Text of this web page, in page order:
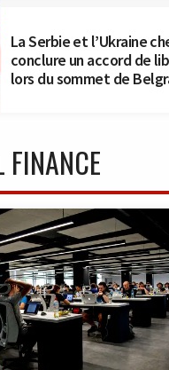
La Serbie et l’Ukraine
conclure un accord de
lors du sommet de
FINANCE